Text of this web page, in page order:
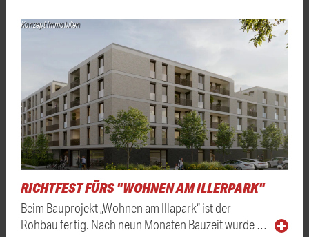
Konzept Immobilien
RICHTFEST FÜRS "WOHNEN AM ILLERPARK"
Beim Bauprojekt „Wohnen am Illapark“ ist der
Rohbau fertig. Nach neun Monaten Bauzeit wurde …